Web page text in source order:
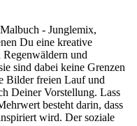
- Junglemix,
Du eine kreative
Regenwäldern und
sind dabei keine Grenzen
Bilder freien Lauf und
Deiner Vorstellung. Lass
besteht darin, dass
wird. Der soziale